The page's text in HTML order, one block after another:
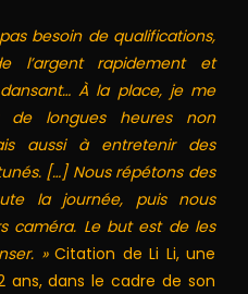
besoin de qualifications,
l’argent rapidement et
À la place, je me
de longues heures non
aussi à entretenir des
[…] Nous répétons des
la journée, puis nous
caméra. Le but est de les
» Citation de Li Li, une
ans, dans le cadre de son